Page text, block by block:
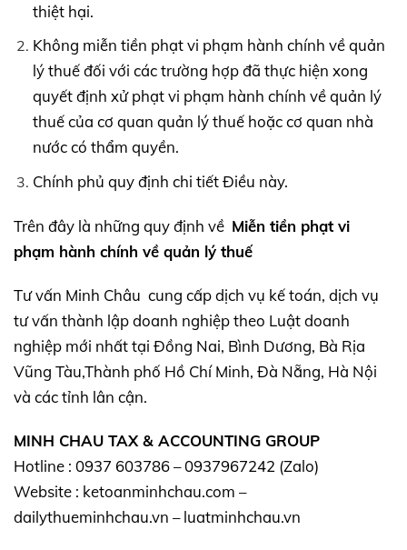
thiệt hại.
Không miễn tiền phạt vi phạm hành chính về quản
lý thuế đối với các trường hợp đã thực hiện xong
quyết định xử phạt vi phạm hành chính về quản lý
thuế của cơ quan quản lý thuế hoặc cơ quan nhà
nước có thẩm quyền.
Chính phủ quy định chi tiết Điều này.
Trên đây là những quy định về Miễn tiền phạt vi
phạm hành chính về quản lý thuế
Tư vấn Minh Châu cung cấp dịch vụ kế toán, dịch vụ
tư vấn thành lập doanh nghiệp theo Luật doanh
nghiệp mới nhất tại Đồng Nai, Bình Dương, Bà Rịa
Vũng Tàu,Thành phố Hồ Chí Minh, Đà Nẵng, Hà Nội
và các tỉnh lân cận.
MINH CHAU TAX & ACCOUNTING GROUP
Hotline : 0937 603786 – 0937967242 (Zalo)
Website : ketoanminhchau.com –
dailythueminhchau.vn – luatminhchau.vn